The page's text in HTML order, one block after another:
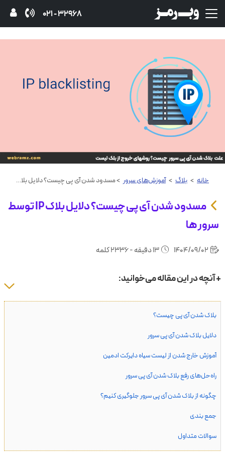
32968 - 021
خانه > بلاگ > آموزش‌های سرور > مسدود شدن آی پی چیست؟ دلایل بلاک IP توسط سرور ها
مسدود شدن آی پی چیست؟ دلایل بلاک IP توسط
سرور ها
+ آنچه در این مقاله می‌خوانید:
بلاک شدن آی پی چیست؟
دلایل بلاک شدن آی پی سرور
آموزش خارج شدن از لیست سیاه دایرکت ادمین
راه‌حل‌های رفع بلاک شدن آی پی سرور
چگونه از بلاک شدن آی پی سرور جلوگیری کنیم؟
جمع بندی
سوالات متداول